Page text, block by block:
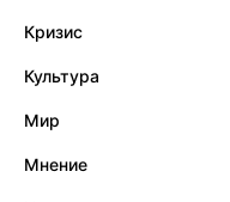
Кризис
Культура
Мир
Мнение